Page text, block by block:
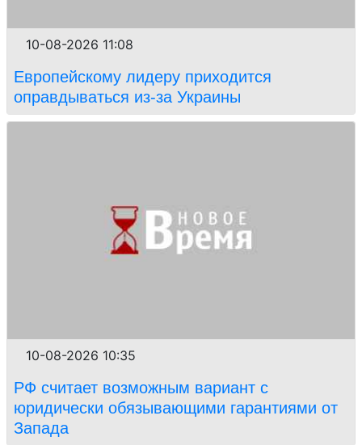
10-08-2026 11:08
Европейскому лидеру приходится
оправдываться из-за Украины
10-08-2026 10:35
РФ считает возможным вариант с
юридически обязывающими гарантиями от
Запада